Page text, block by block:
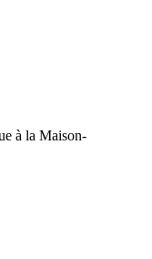
à la Maison-